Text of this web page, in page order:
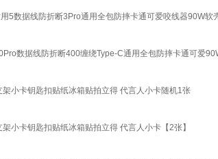
5数据线防折断3Pro通用全包防摔卡通可爱咬线器90W
数据线防折断400缠绕Type-C通用全包防摔卡通可爱
小卡钥匙扣贴纸冰箱贴拍立得 代言人小卡随机1张
小卡钥匙扣贴纸冰箱贴拍立得 代言人小卡【2张】